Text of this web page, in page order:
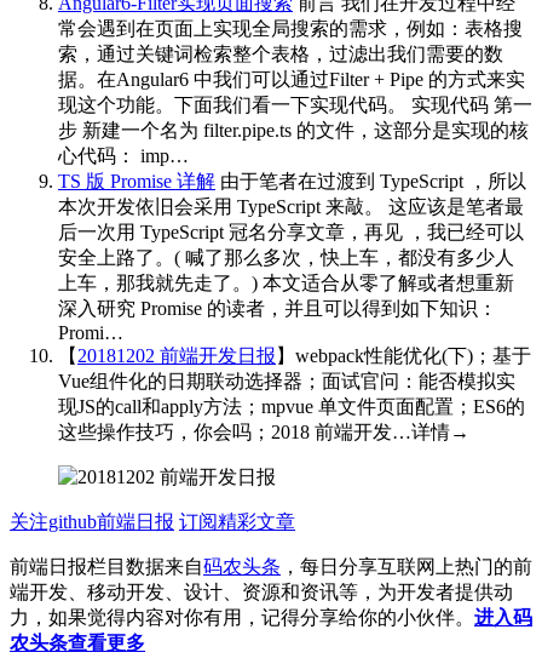
常会遇到在页面上实现全局搜索的需求，例如：表格搜
索，通过关键词检索整个表格，过滤出我们需要的数
据。在Angular6 中我们可以通过Filter + Pipe 的方式来实
现这个功能。下面我们看一下实现代码。 实现代码 第一
步 新建一个名为 filter.pipe.ts 的文件，这部分是实现的核
心代码： imp…
TS 版 Promise 详解 由于笔者在过渡到 TypeScript ，所以
本次开发依旧会采用 TypeScript 来敲。 这应该是笔者最
后一次用 TypeScript 冠名分享文章，再见 ，我已经可以
安全上路了。( 喊了那么多次，快上车，都没有多少人
上车，那我就先走了。) 本文适合从零了解或者想重新
深入研究 Promise 的读者，并且可以得到如下知识：
Promi…
【 20181202 前端开发日报 】webpack性能优化(下)；基于
Vue组件化的日期联动选择器；面试官问：能否模拟实
现JS的call和apply方法；mpvue 单文件页面配置；ES6的
这些操作技巧，你会吗；2018 前端开发…详情→
关注github前端日报 订阅精彩文章
前端日报栏目数据来自码农头条 ，每日分享互联网上热门的前
端开发、移动开发、设计、资源和资讯等，为开发者提供动
力，如果觉得内容对你有用，记得分享给你的小伙伴。 进入码
农头条查看更多